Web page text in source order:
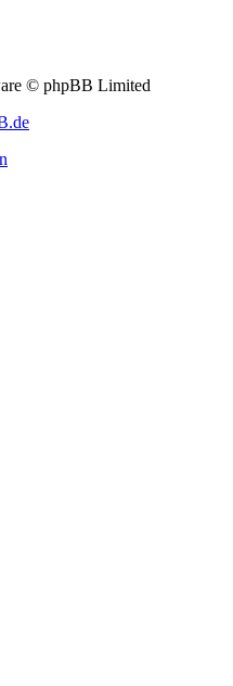
© phpBB Limited